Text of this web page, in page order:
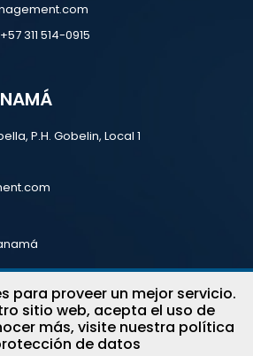
311 514-0915
P.H. Gobelin, Local 1
© 2026 Todos los Derechos
para proveer un mejor servicio.
sitio web, acepta el uso de
más, visite nuestra política
de datos